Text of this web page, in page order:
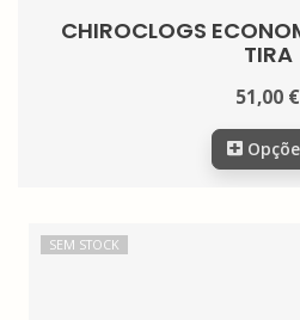
CHIROCLOGS
TIRA
51,00 €
SEM STOCK